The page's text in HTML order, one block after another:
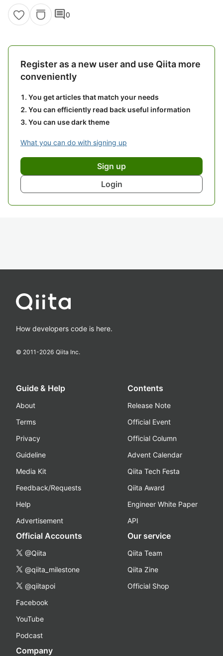
comment0
Register as a new user and use Qiita more
conveniently
You get articles that match your needs
You can efficiently read back useful information
You can use dark theme
What you can do with signing up
Sign up
Login
How developers code is here.
© 2011-2026 Qiita Inc.
Guide & Help
About
Terms
Privacy
Guideline
Media Kit
Feedback/Requests
Help
Advertisement
Contents
Release Note
Official Event
Official Column
Advent Calendar
Qiita Tech Festa
Qiita Award
Engineer White Paper
API
Official Accounts
@Qiita
@qiita_milestone
@qiitapoi
Facebook
YouTube
Podcast
Our service
Qiita Team
Qiita Zine
Official Shop
Company